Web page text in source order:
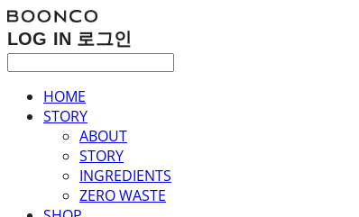
LOG IN 로그인
HOME
STORY
ABOUT
STORY
INGREDIENTS
ZERO WASTE